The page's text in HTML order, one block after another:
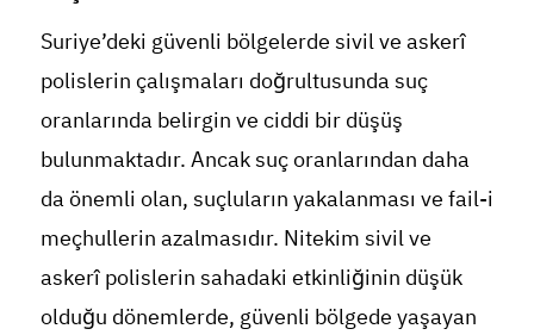
Suriye’deki güvenli bölgelerde sivil ve askerî
polislerin çalışmaları doğrultusunda suç
oranlarında belirgin ve ciddi bir düşüş
bulunmaktadır. Ancak suç oranlarından daha
da önemli olan, suçluların yakalanması ve fail-i
meçhullerin azalmasıdır. Nitekim sivil ve
askerî polislerin sahadaki etkinliğinin düşük
olduğu dönemlerde, güvenli bölgede yaşayan